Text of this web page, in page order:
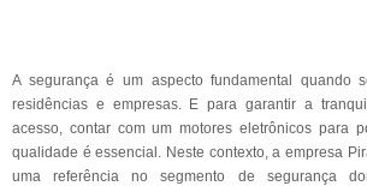
A segurança é um aspecto fundamental quando
residências e empresas. E para garantir a
acesso, contar com um motores eletrônicos para
qualidade é essencial. Neste contexto, a empresa
uma referência no segmento de segurança